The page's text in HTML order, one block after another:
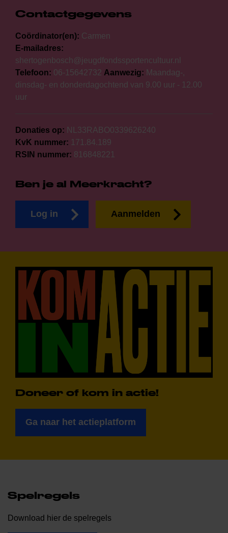
Contactgegevens
Coördinator(en): Carmen
E-mailadres:
shertogenbosch@jeugdfondssportencultuur.nl
Telefoon: 06-15642732 Aanwezig: Maandag-,
dinsdag- en donderdagochtend van 9.00 uur - 12.00
uur
Donaties op: NL33RABO0339626240
KvK nummer: 171.84.189
RSIN nummer: 816848221
Ben je al Meerkracht?
Log in Aanmelden
Doneer of kom in actie!
Ga naar het actieplatform
Spelregels
Download hier de spelregels